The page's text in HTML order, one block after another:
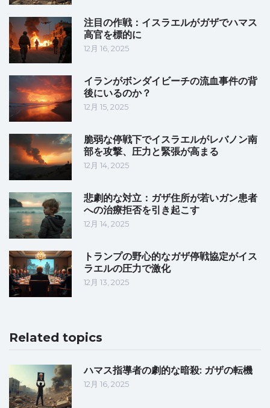
注目の作戦：イスラエルがガザでハマス
高官を標的に
12月 16, 2025
イランがボンダイビーチの流血事件の背
後にいるのか？
12月 15, 2025
脆弱な停戦下でイスラエルがレバノン南
部を攻撃、圧力と緊張が高まる
12月 14, 2025
悲劇的な対立：ガザ住所が若いガン患者
への治療拒否を引き起こす
12月 14, 2025
トランプの野心的なガザ停戦協定がイス
ラエルの圧力で激化
12月 13, 2025
Related topics
ハマス指導者の劇的な暗殺: ガザの転機
12月 16, 2025